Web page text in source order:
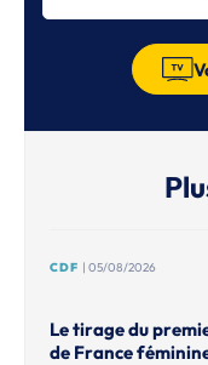
CDF | 05/08/2026
Le tirage du
de France